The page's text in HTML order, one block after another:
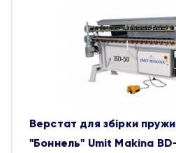
Верстат для збірки
"Боннель" Umit Makina